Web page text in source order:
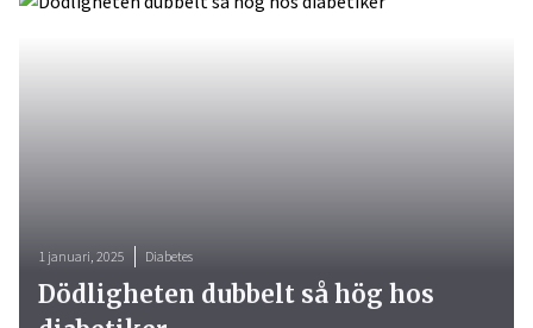
1 januari, 2025 Diabetes
Dödligheten dubbelt så hög hos